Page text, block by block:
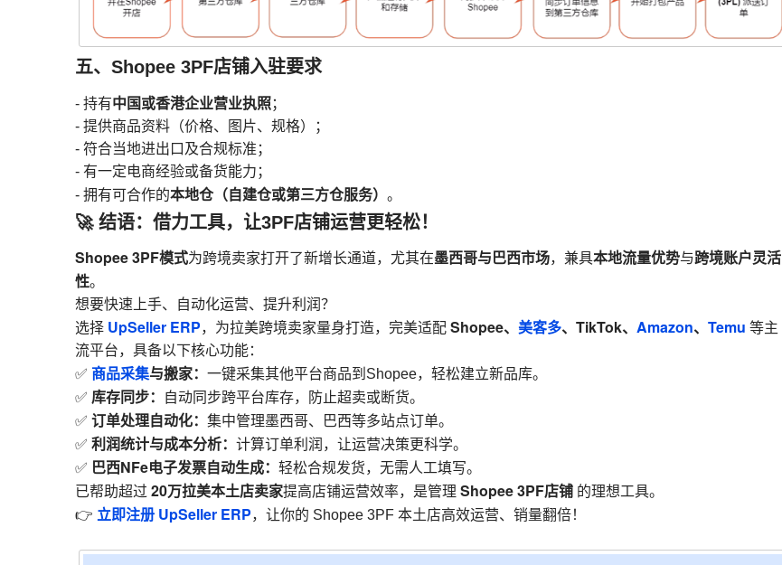
五、Shopee 3PF店铺入驻要求
- 持有中国或香港企业营业执照；
- 提供商品资料（价格、图片、规格）；
- 符合当地进出口及合规标准；
- 有一定电商经验或备货能力；
- 拥有可合作的本地仓（自建仓或第三方仓服务） 。
🚀 结语：借力工具，让3PF店铺运营更轻松！
Shopee 3PF模式为跨境卖家打开了新增长通道，尤其在墨西哥与巴西市场，兼具本地流量优势与跨境账户灵活
性。
想要快速上手、自动化运营、提升利润？
选择 UpSeller ERP，为拉美跨境卖家量身打造，完美适配 Shopee、 美客多、TikTok、 Amazon、 Temu 等主
流平台，具备以下核心功能：
✅ 商品采集与搬家： 一键采集其他平台商品到Shopee，轻松建立新品库。
✅ 库存同步：
自动同步跨平台库存，防止超卖或断货。
✅ 订单处理自动化： 集中管理墨西哥、巴西等多站点订单。
✅ 利润统计与成本分析： 计算订单利润，让运营决策更科学。
✅ 巴西NFe电子发票自动生成： 轻松合规发货，无需人工填写。
已帮助超过 20万拉美本土店卖家提高店铺运营效率，是管理 Shopee 3PF店铺 的理想工具。
👉 立即注册 UpSeller ERP，让你的 Shopee 3PF 本土店高效运营、销量翻倍！